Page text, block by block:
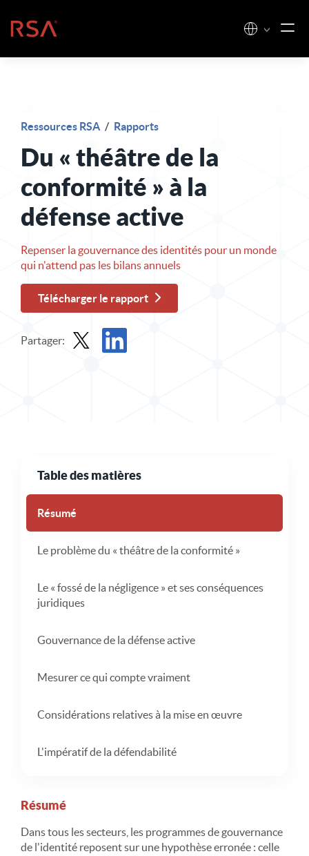
Accueil
Ressources RSA / Rapports
Du « théâtre de la
conformité » à la
défense active
Repenser la gouvernance des identités pour un monde
qui n'attend pas les bilans annuels
Télécharger le rapport
Partager:
Table des matières
Résumé
Le problème du « théâtre de la conformité »
Le « fossé de la négligence » et ses conséquences
juridiques
Gouvernance de la défense active
Mesurer ce qui compte vraiment
Considérations relatives à la mise en œuvre
L'impératif de la défendabilité
Résumé
Dans tous les secteurs, les programmes de gouvernance
de l'identité reposent sur une hypothèse erronée : celle